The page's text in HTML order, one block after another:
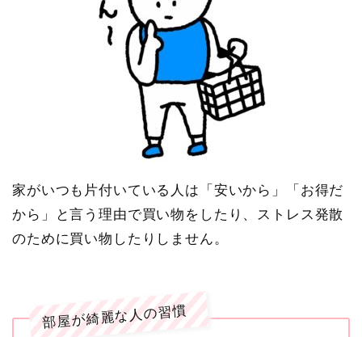
家がいつも片付いている人は「安いから」「お得だ
から」と言う理由で買い物をしたり、ストレス発散
のために買い物したりしません。
部屋が綺麗な人の習慣